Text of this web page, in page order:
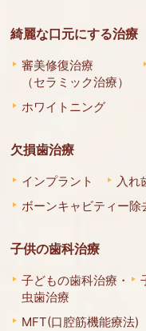
綺麗な口元にする治療
審美修復治療
（セラミック治療）
ホワイトニング
欠損歯治療
インプラント
入れ
ボーンキャビティー除
子供の歯科治療
子どもの歯科治療・
虫歯治療
MFT(口腔筋機能療法)